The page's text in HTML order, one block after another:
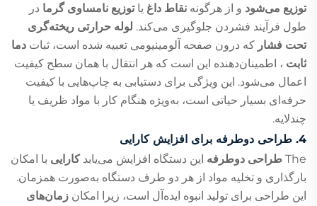
توزیع می‌شود و از هرگونه نقاط داغ یاتوزیع نامساوی گرما در
طول فرآیند فشردن جلوگیری می‌کند. لوله حرارتی ریخته‌گری
تحت فشار که درون صفحه آلومینیومی تعبیه شده است، ثبات دما
ثابت ، اطمینان‌دهنده این است که هر انتقال با همان سطح کیفیت
اعمال می‌شود. این ویژگی برای دستیابی به چاپ‌هایی با کیفیت
حرفه‌ای بسیار حیاتی است، به‌ویژه هنگام کار با مواد ظریف یا
چندلایه.
4. طراحی دوطرفه برای افزایش کارایی
The طراحی دوطرفه این دستگاه افزایش می‌یابدکارایی با امکان
بارگذاری و تخلیه مواد از هر دو طرف دستگاه به‌صورت همزمان.
این طراحی برای تولید انبوه ایده‌آل است، زیرا امکان زمان‌های